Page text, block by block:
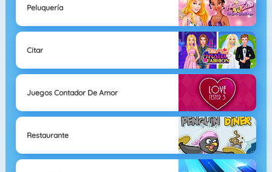
Peluquería
Citar
Juegos Contador De Amor
Restaurante